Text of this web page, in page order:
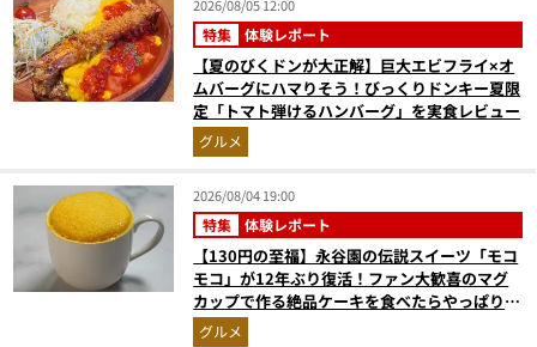
2026/08/05 12:00
特集 体験レポート
【夏のびくドンが大正解】巨大エビフライ×オ
ムバーグにハマりそう！びっくりドンキー夏限
定「トマト弾けるハンバーグ」を実食レビュー
グルメ
2026/08/04 19:00
特集 体験レポート
【130円の至福】永谷園の伝説スイーツ「モコ
モコ」が12年ぶり復活！ファン大歓喜のマグ
カップで作る絶品ケーキを食べたらやっぱり最
高にウマかった
グルメ